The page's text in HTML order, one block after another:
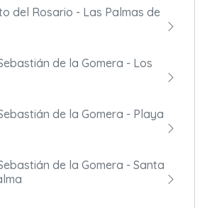
del Rosario - Las Palmas de
de la Gomera - Los
de la Gomera - Playa
de la Gomera - Santa